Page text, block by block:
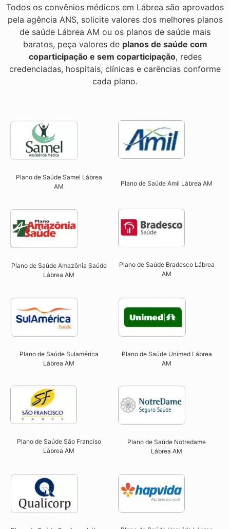
Todos os convênios médicos em Lábrea são aprovados
pela agência ANS, solicite valores dos melhores planos
de saúde Lábrea AM ou os planos de saúde mais
baratos, peça valores de planos de saúde com
coparticipação e sem coparticipação, redes
credenciadas, hospitais, clínicas e carências conforme
cada plano.
Plano de Saúde Samel Lábrea
AM
Plano de Saúde Amil Lábrea AM
Plano de Saúde Amazônia Saúde
Lábrea AM
Plano de Saúde Bradesco Lábrea
AM
Plano de Saúde Sulamérica
Lábrea AM
Plano de Saúde Unimed Lábrea
AM
Plano de Saúde São Franciso
Lábrea AM​
Plano de Saúde Notredame
Lábrea AM​